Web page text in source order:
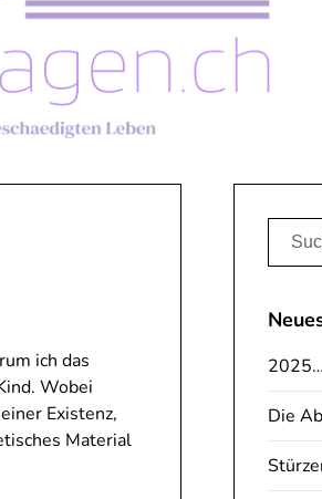
ich das
Wobei
Existenz,
Material
Die